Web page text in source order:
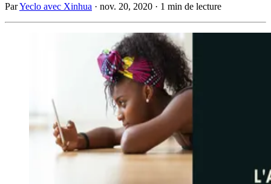
ParYeclo avec Xinhua · nov. 20, 2020 · 1 min de lecture